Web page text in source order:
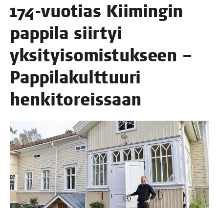
174-vuo­tias Kii­min­gin
pap­pi­la siir­tyi
yksi­tyi­so­mis­tuk­seen –
Pap­pi­la­kult­tuu­ri
henkitoreissaan